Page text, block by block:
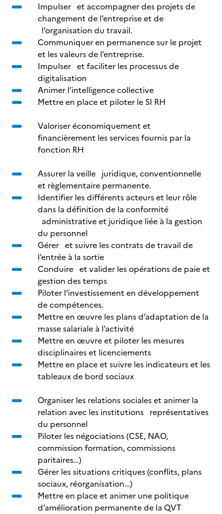
Impulser et accompagner des projets de
changement de l’entreprise et de
l’organisation du travail.
Communiquer en permanence sur le projet
et les valeurs de l’entreprise.
Impulser et faciliter les processus de
digitalisation
Animer l’intelligence collective
Mettre en place et piloter le SI RH
Valoriser économiquement et
financièrement les services fournis par la
fonction RH
Assurer la veille juridique, conventionnelle
et règlementaire permanente.
Identifier les différents acteurs et leur rôle
dans la définition de la conformité
administrative et juridique liée à la gestion
du personnel
Gérer et suivre les contrats de travail de
l’entrée à la sortie
Conduire et valider les opérations de paie et
gestion des temps
Piloter l’investissement en développement
de compétences.
Mettre en œuvre les plans d’adaptation de la
masse salariale à l’activité
Mettre en œuvre et piloter les mesures
disciplinaires et licenciements
Mettre en place et suivre les indicateurs et les
tableaux de bord sociaux
Organiser les relations sociales et animer la
relation avec les institutions représentatives
du personnel
Piloter les négociations (CSE, NAO,
commission formation, commissions
paritaires…)
Gérer les situations critiques (conflits, plans
sociaux, réorganisation…)
Mettre en place et animer une politique
d’amélioration permanente de la QVT